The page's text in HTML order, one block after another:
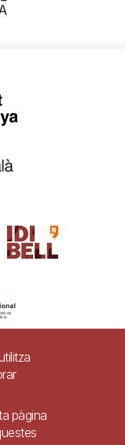
Ajuda
pàgina